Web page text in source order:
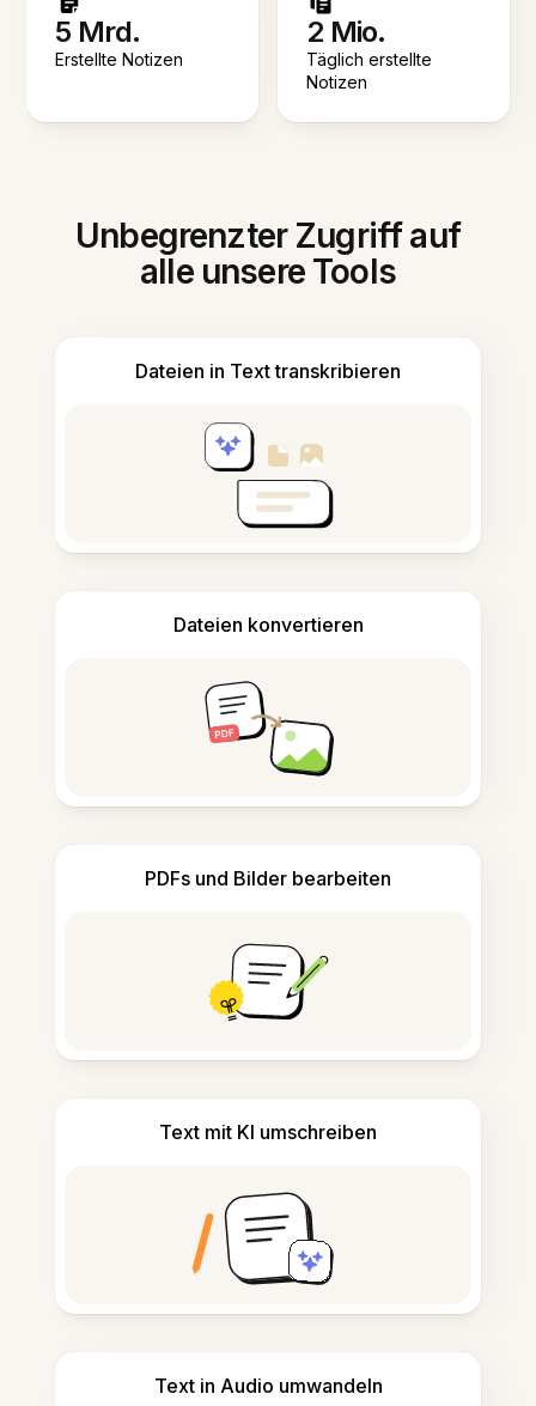
5 Mrd.
Erstellte Notizen
2 Mio.
Täglich erstellte
Notizen
Unbegrenzter Zugriff auf
alle unsere Tools
Dateien in Text transkribieren
Dateien konvertieren
PDFs und Bilder bearbeiten
Text mit KI umschreiben
Text in Audio umwandeln